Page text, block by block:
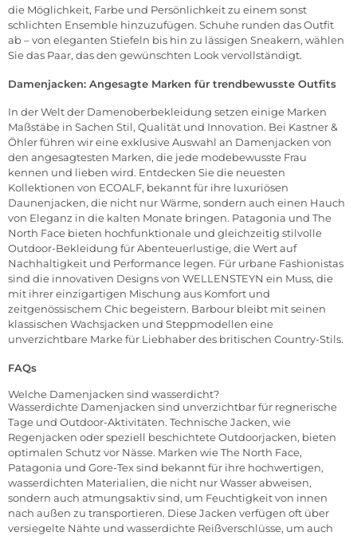
die Möglichkeit, Farbe und Persönlichkeit zu einem sonst
schlichten Ensemble hinzuzufügen. Schuhe runden das Outfit
ab – von eleganten Stiefeln bis hin zu lässigen Sneakern, wählen
Sie das Paar, das den gewünschten Look vervollständigt.
Damenjacken: Angesagte Marken für trendbewusste Outfits
In der Welt der Damenoberbekleidung setzen einige Marken
Maßstäbe in Sachen Stil, Qualität und Innovation. Bei Kastner &
Öhler führen wir eine exklusive Auswahl an Damenjacken von
den angesagtesten Marken, die jede modebewusste Frau
kennen und lieben wird. Entdecken Sie die neuesten
Kollektionen von ECOALF, bekannt für ihre luxuriösen
Daunenjacken, die nicht nur Wärme, sondern auch einen Hauch
von Eleganz in die kalten Monate bringen. Patagonia und The
North Face bieten hochfunktionale und gleichzeitig stilvolle
Outdoor-Bekleidung für Abenteuerlustige, die Wert auf
Nachhaltigkeit und Performance legen. Für urbane Fashionistas
sind die innovativen Designs von WELLENSTEYN ein Muss, die
mit ihrer einzigartigen Mischung aus Komfort und
zeitgenössischem Chic begeistern. Barbour bleibt mit seinen
klassischen Wachsjacken und Steppmodellen eine
unverzichtbare Marke für Liebhaber des britischen Country-Stils.
FAQs
Welche Damenjacken sind wasserdicht?
Wasserdichte Damenjacken sind unverzichtbar für regnerische
Tage und Outdoor-Aktivitäten. Technische Jacken, wie
Regenjacken oder speziell beschichtete Outdoorjacken, bieten
optimalen Schutz vor Nässe. Marken wie The North Face,
Patagonia und Gore-Tex sind bekannt für ihre hochwertigen,
wasserdichten Materialien, die nicht nur Wasser abweisen,
sondern auch atmungsaktiv sind, um Feuchtigkeit von innen
nach außen zu transportieren. Diese Jacken verfügen oft über
versiegelte Nähte und wasserdichte Reißverschlüsse, um auch